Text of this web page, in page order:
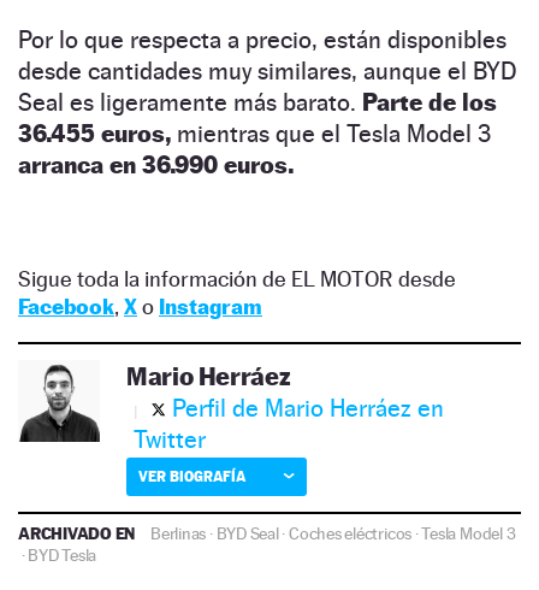
Por lo que respecta a precio, están disponibles
desde cantidades muy similares, aunque el BYD
Seal es ligeramente más barato. Parte de los
36.455 euros, mientras que el Tesla Model 3
arranca en 36.990 euros.
Sigue toda la información de EL MOTOR desde
Facebook, Xo Instagram
Mario Herráez
Perfil de Mario Herráez en
Twitter
VER BIOGRAFÍA
ARCHIVADO EN Berlinas · BYD Seal·Coches eléctricos ·Tesla Model 3
·BYDTesla